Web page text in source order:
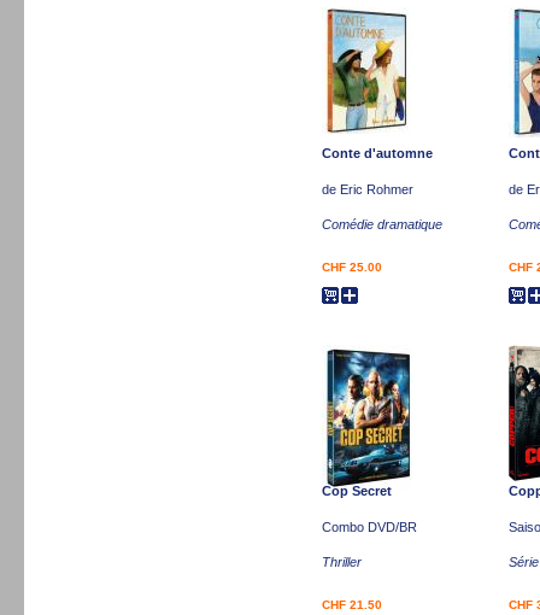
Conte d'automne
de Eric Rohmer
Comédie dramatique
CHF 25.00
de
CHF
Cop Secret
Combo DVD/BR
Thriller
CHF 21.50 CHF